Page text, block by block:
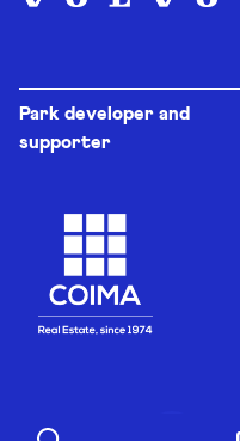
Park developer and
supporter